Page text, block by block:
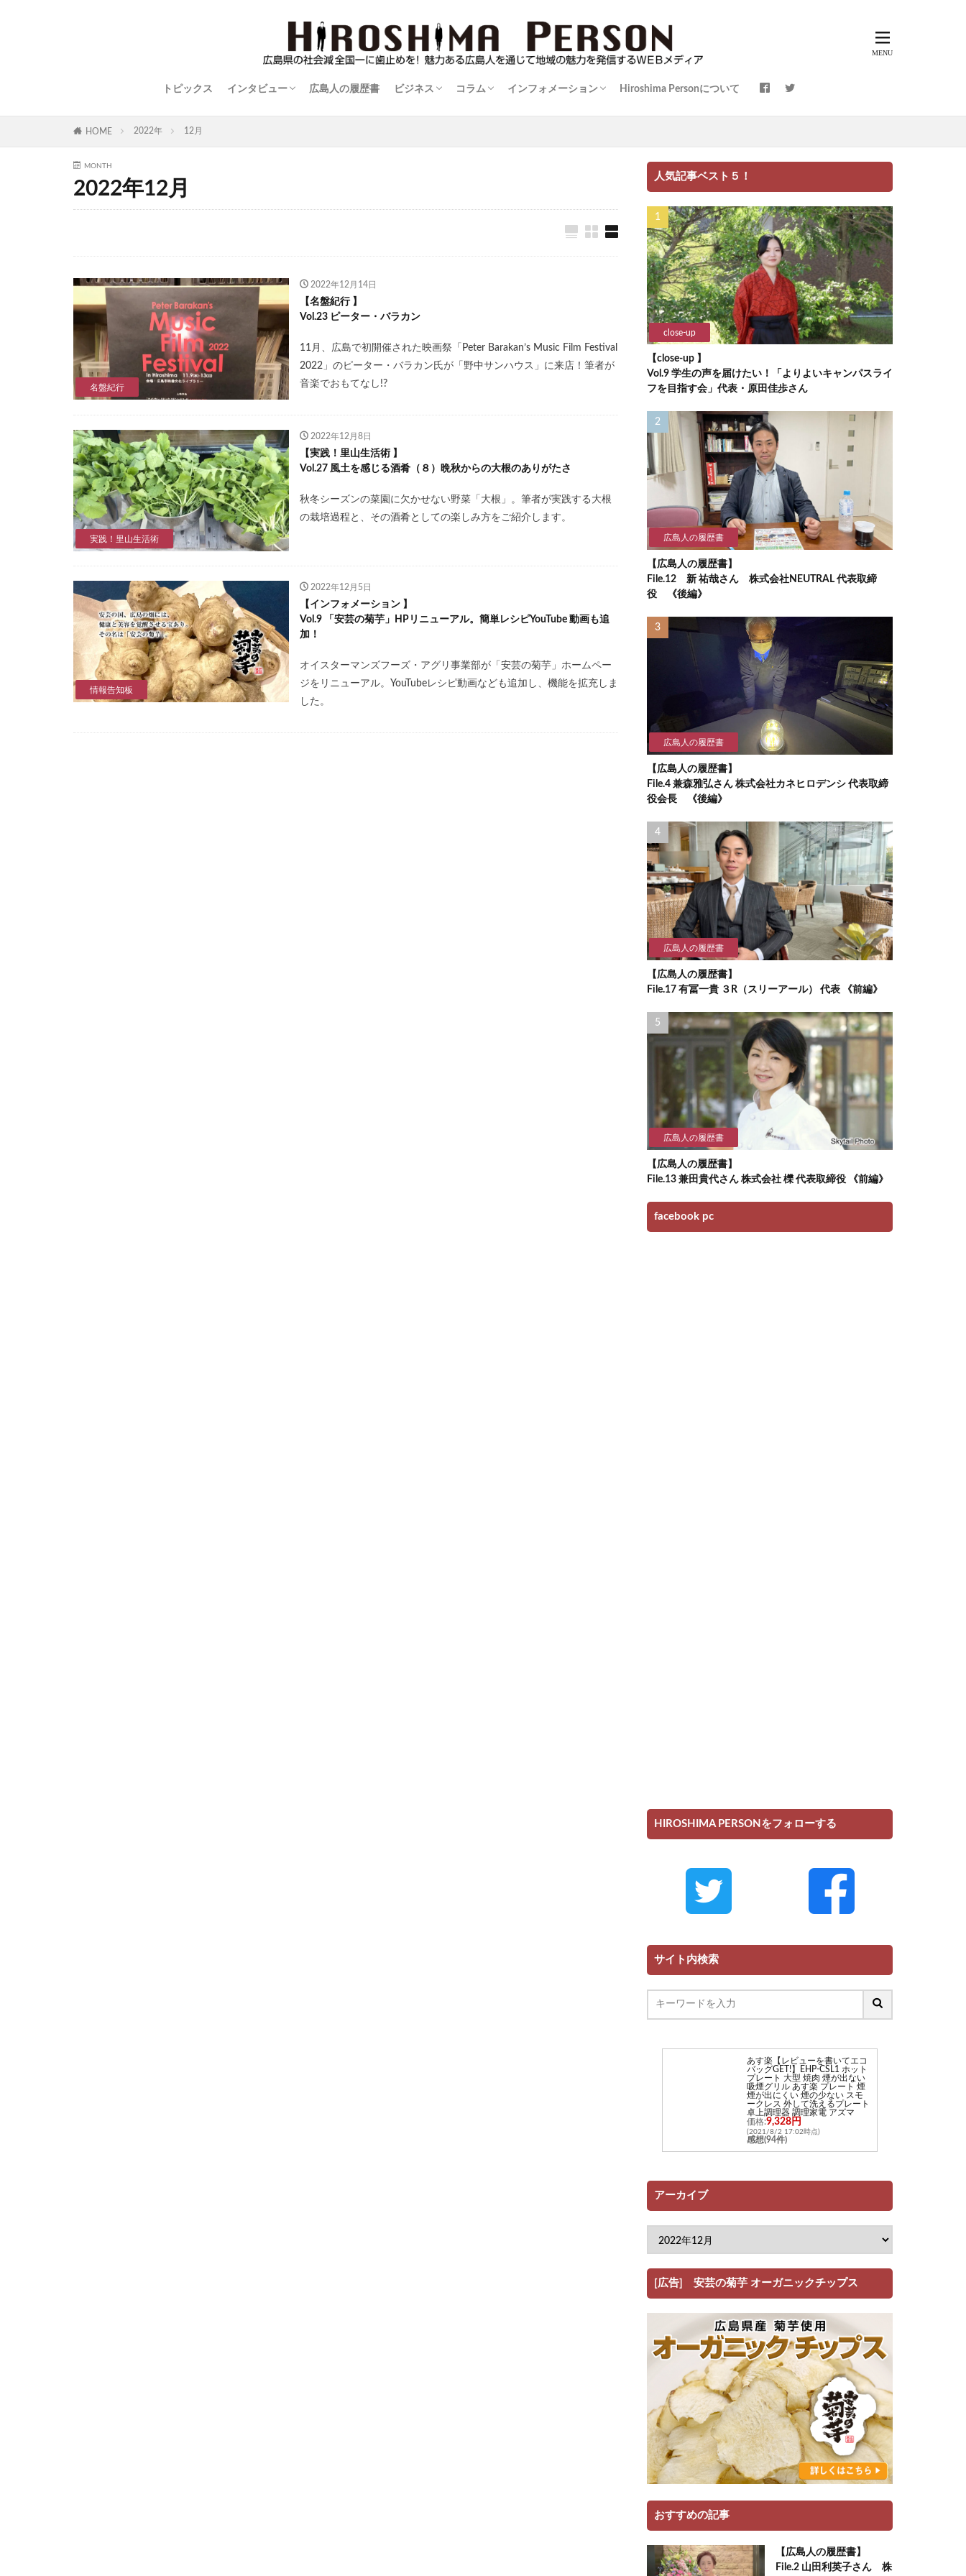
トピックス インタビュー 広島人の履歴書 ビジネス コラム インフォメーション Hiroshima Personについて
HOME 2022年 12月
MONTH
2022年12月
名盤紀行
2022年12月14日
【名盤紀行 】
Vol.23 ピーター・バラカン
11月、広島で初開催された映画祭「Peter Barakan’s Music Film Festival
2022」のピーター・バラカン氏が「野中サンハウス」に来店！筆者が
音楽でおもてなし!?
実践！里山生活術
2022年12月8日
【実践！里山生活術 】
Vol.27 風土を感じる酒肴（８）晩秋からの大根のありがたさ
秋冬シーズンの菜園に欠かせない野菜「大根」。筆者が実践する大根
の栽培過程と、その酒肴としての楽しみ方をご紹介します。
情報告知板
2022年12月5日
【インフォメーション 】
Vol.9 「安芸の菊芋」HPリニューアル。簡単レシピYouTube 動画も追
加！
オイスターマンズフーズ・アグリ事業部が「安芸の菊芋」ホームペー
ジをリニューアル。YouTubeレシピ動画なども追加し、機能を拡充しま
した。
人気記事ベスト５！
close-up
【close-up 】
Vol.9 学生の声を届けたい！「よりよいキャンパスライ
フを目指す会」代表・原田佳歩さん
広島人の履歴書
【広島人の履歴書】
File.12 新 祐哉さん 株式会社NEUTRAL 代表取締
役 《後編》
広島人の履歴書
【広島人の履歴書】
File.4 兼森雅弘さん 株式会社カネヒロデンシ 代表取締
役会長 《後編》
広島人の履歴書
【広島人の履歴書】
File.17 有冨一貴 ３R（スリーアール） 代表 《前編》
広島人の履歴書
【広島人の履歴書】
File.13 兼田貴代さん 株式会社 櫟 代表取締役 《前編》
facebook pc
HIROSHIMA PERSONをフォローする
サイト内検索
あす楽【レビューを書いてエコ
バッグGET!】EHP-CSL1 ホット
プレート 大型 焼肉 煙が出ない
吸煙グリル あす楽 プレート 煙
煙が出にくい 煙の少ない スモ
ークレス 外して洗えるプレート
卓上調理器 調理家電 アズマ
価格:9,328円
(2021/8/2 17:02時点)
感想(94件)
アーカイブ
[広告] 安芸の菊芋 オーガニックチップス
おすすめの記事
【広島人の履歴書】
File.2 山田利英子さん 株